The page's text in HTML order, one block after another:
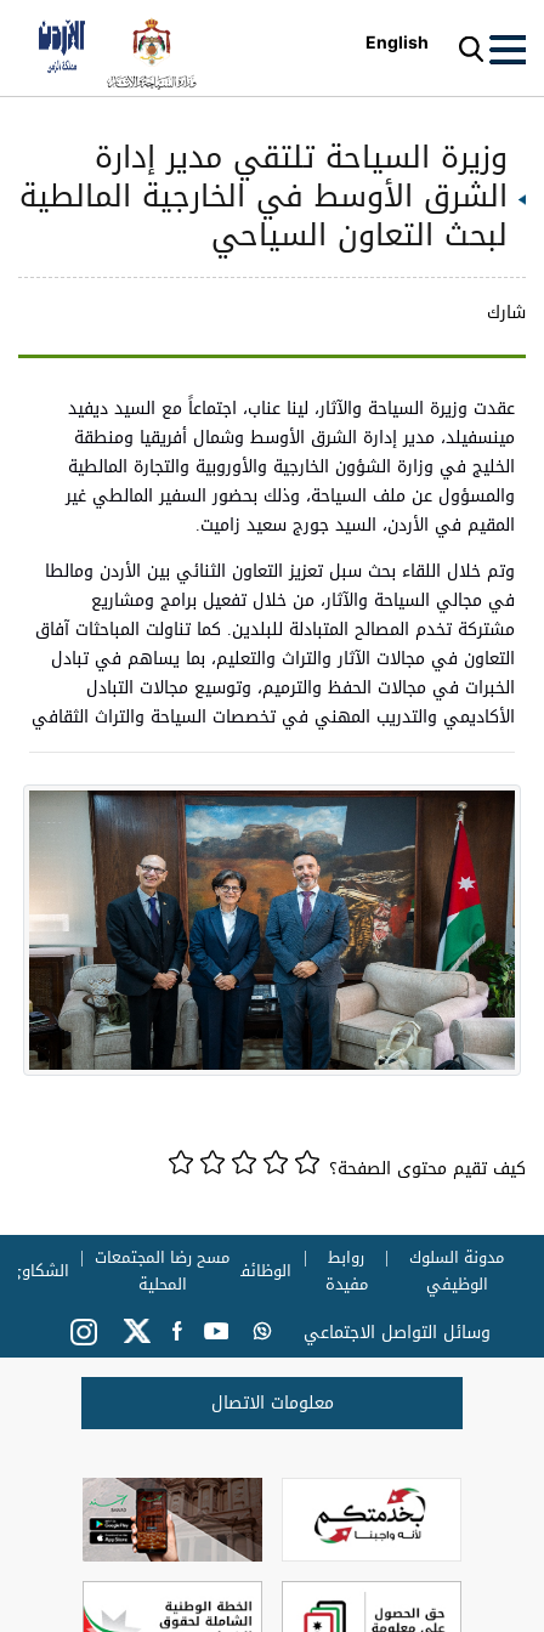
English
وزيرة السياحة تلتقي مدير إدارة
الشرق الأوسط في الخارجية المالطية
لبحث التعاون السياحي
شارك
عقدت وزيرة السياحة والآثار، لينا عناب، اجتماعاً مع السيد ديفيد
مينسفيلد، مدير إدارة الشرق الأوسط وشمال أفريقيا ومنطقة
الخليج في وزارة الشؤون الخارجية والأوروبية والتجارة المالطية
والمسؤول عن ملف السياحة، وذلك بحضور السفير المالطي غير
المقيم في الأردن، السيد جورج سعيد زاميت.
وتم خلال اللقاء بحث سبل تعزيز التعاون الثنائي بين الأردن ومالطا
في مجالي السياحة والآثار، من خلال تفعيل برامج ومشاريع
مشتركة تخدم المصالح المتبادلة للبلدين. كما تناولت المباحثات آفاق
التعاون في مجالات الآثار والتراث والتعليم، بما يساهم في تبادل
الخبرات في مجالات الحفظ والترميم، وتوسيع مجالات التبادل
الأكاديمي والتدريب المهني في تخصصات السياحة والتراث الثقافي
كيف تقيم محتوى الصفحة؟
مدونة السلوك
الوظيفي
روابط
مفيدة
الوظائف مسح رضا المجتمعات
المحلية
الشكاوي
وسائل التواصل الاجتماعي
معلومات الاتصال